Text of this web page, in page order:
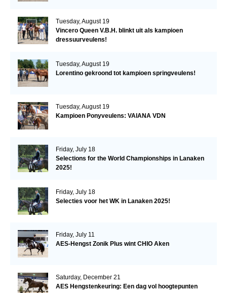
Tuesday, August 19
Vincero Queen V.B.H. blinkt uit als kampioen
dressuurveulens!
Tuesday, August 19
Lorentino gekroond tot kampioen springveulens!
Tuesday, August 19
Kampioen Ponyveulens: VAIANA VDN
Friday, July 18
Selections for the World Championships in Lanaken
2025!
Friday, July 18
Selecties voor het WK in Lanaken 2025!
Friday, July 11
AES-Hengst Zonik Plus wint CHIO Aken
Saturday, December 21
AES Hengstenkeuring: Een dag vol hoogtepunten